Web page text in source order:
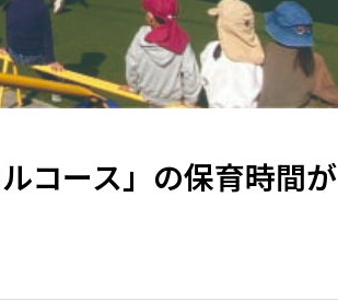
コース」の保育時間が